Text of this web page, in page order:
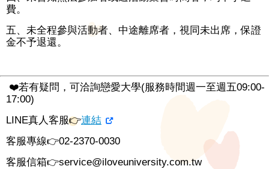
費。
五、未全程參與活動者、中途離席者，視同未出席，保證
金不予退還。
❤️若有疑問，可洽詢戀愛大學(服務時間週一至週五09:00-
17:00)
LINE真人客服👉連結
客服專線👉02-2370-0030
客服信箱👉service@iloveuniversity.com.tw